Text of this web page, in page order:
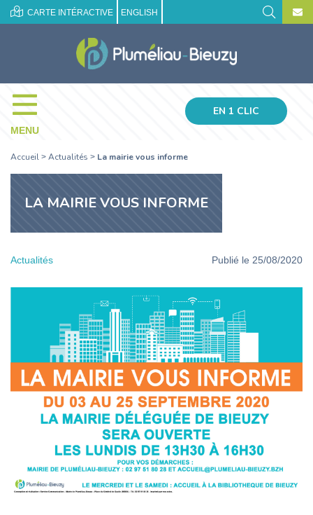
CARTE INTÉRACTIVE ENGLISH
MENU
EN 1 CLIC
Accueil > Actualités > La mairie vous informe
LA MAIRIE VOUS INFORME
Actualités Publié le 25/08/2020